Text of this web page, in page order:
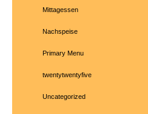
Mittagessen
Nachspeise
Primary Menu
twentytwentyfive
Uncategorized